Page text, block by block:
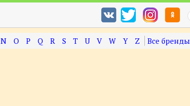
N O P Q R S T U V W Y Z